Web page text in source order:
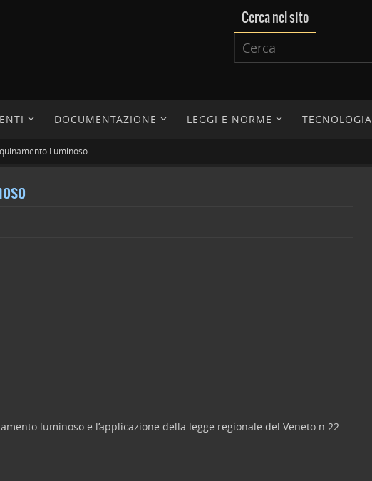
Cerca nel sito
DOCUMENTAZIONE LEGGI E NORME TECNOLOGIA
Luminoso
luminoso e l’applicazione della legge regionale del Veneto n.22